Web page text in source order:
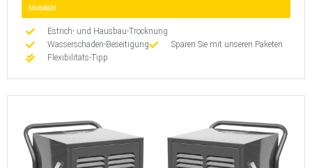
Mobilität
Estrich- und Hausbau-Trocknung
Wasserschaden-Beseitigung
Sparen Sie mit unseren Paketen
Flexibilitäts-Tipp